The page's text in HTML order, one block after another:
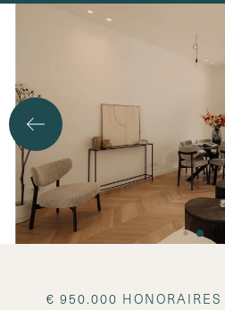
€ 950.000